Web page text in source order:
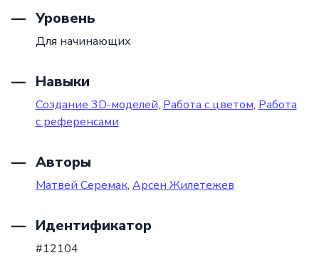
Уровень
Для начинающих
Навыки
Создание 3D-моделей, Работа с цветом, Работа
с референсами
Авторы
Матвей Серемак, Арсен Жилетежев
Идентификатор
#12104